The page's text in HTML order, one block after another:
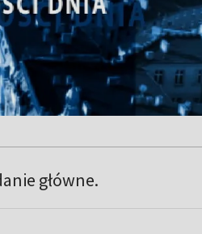
główne.